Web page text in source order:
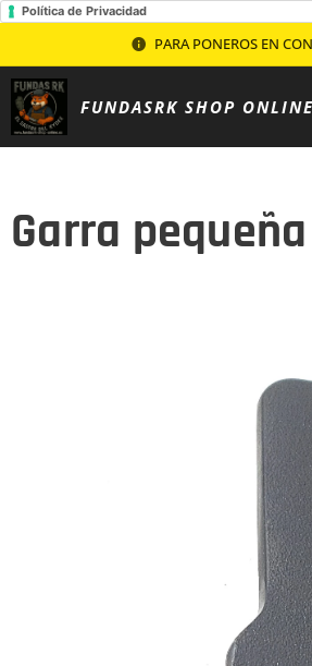
Política de Privacidad
PARA PONEROS EN
FUNDASRK SHOP ONLINE
Garra pequeña